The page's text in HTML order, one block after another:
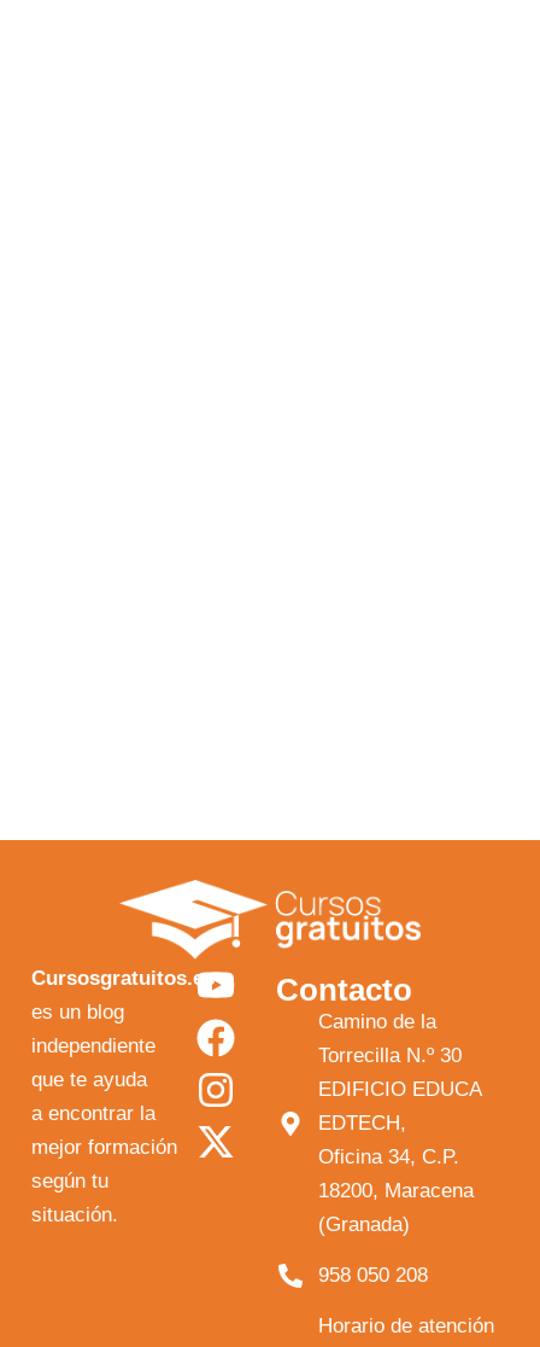
Cursosgratuitos.es
es un blog
independiente
que te ayuda
a encontrar la
mejor formación
según tu
situación.
Y
o
u
t
u
F
a
c
e
b
I
n
s
t
a
X
-
t
w
i
Contacto
Camino de la
Torrecilla N.º 30
EDIFICIO EDUCA
EDTECH,
Oficina 34, C.P.
18200, Maracena
(Granada)
958 050 208
Horario de atención